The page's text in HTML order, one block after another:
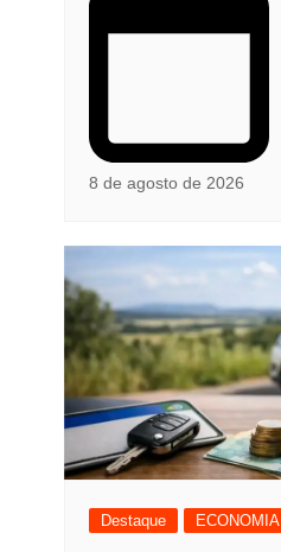
8 de agosto de 2026
Destaque ECONOMIA